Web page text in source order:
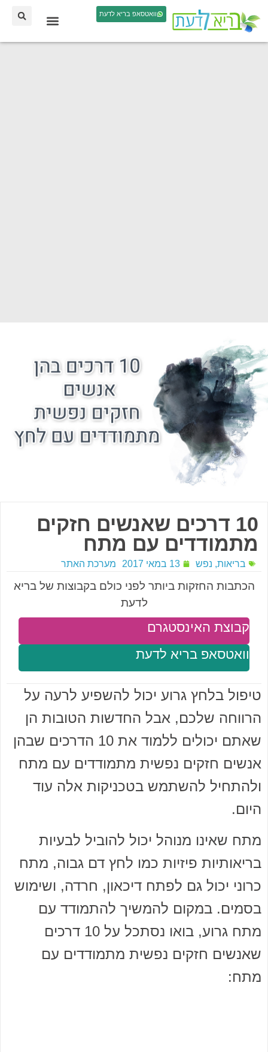
וואטסאפ בריא לדעת
10 דרכים שאנשים חזקים
מתמודדים עם מתח
בריאות, נפש 13 במאי 2017 מערכת האתר
הכתבות החזקות ביותר לפני כולם בקבוצות של בריא
לדעת
וואטסאפ בריא לדעת
קבוצת האינסטגרם
טיפול בלחץ גרוע יכול להשפיע לרעה על
הרווחה שלכם, אבל החדשות הטובות הן
שאתם יכולים ללמוד את 10 הדרכים שבהן
אנשים חזקים נפשית מתמודדים עם מתח
ולהתחיל להשתמש בטכניקות אלה עוד
היום.
מתח שאינו מנוהל יכול להוביל לבעיות
בריאותיות פיזיות כמו לחץ דם גבוה, מתח
כרוני יכול גם לפתח דיכאון, חרדה, ושימוש
בסמים. במקום להמשיך להתמודד עם
מתח גרוע, בואו נסתכל על 10 דרכים
שאנשים חזקים נפשית מתמודדים עם
מתח: